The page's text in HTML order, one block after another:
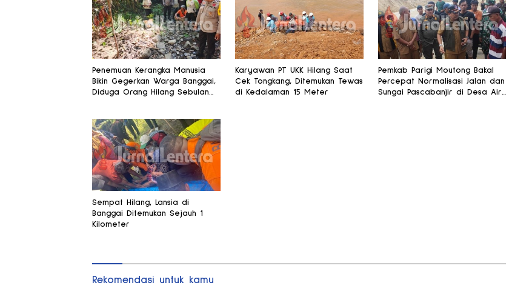
Penemuan Kerangka Manusia
Bikin Gegerkan Warga Banggai,
Diduga Orang Hilang Sebulan
Karyawan PT UKK Hilang Saat
Cek Tongkang, Ditemukan Tewas
di Kedalaman 15 Meter
Pemkab Parigi Moutong Bakal
Percepat Normalisasi Jalan dan
Sungai Pascabanjir di Desa Air
Sempat Hilang, Lansia di
Banggai Ditemukan Sejauh 1
Kilometer
Rekomendasi untuk kamu